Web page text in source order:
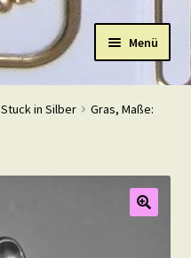
Menü
Stuck in Silber
Gras, Maße: